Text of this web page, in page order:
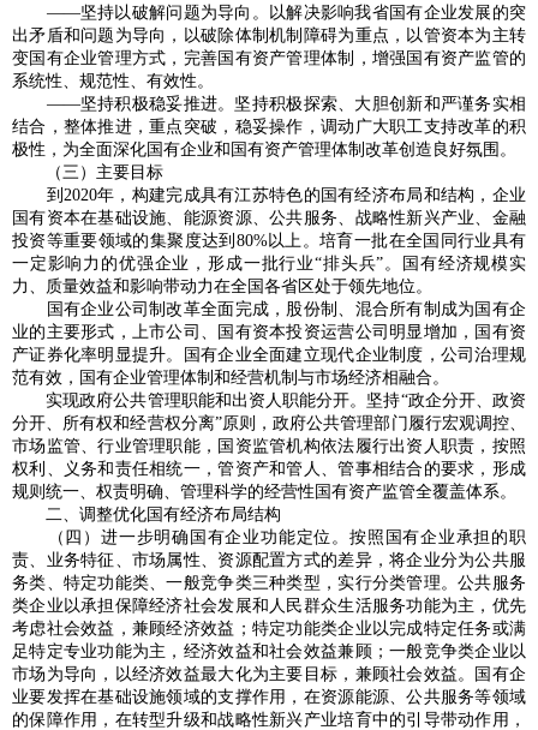
——坚持以破解问题为导向。以解决影响我省国有企业发展的突
出矛盾和问题为导向，以破除体制机制障碍为重点，以管资本为主转
变国有企业管理方式，完善国有资产管理体制，增强国有资产监管的
系统性、规范性、有效性。
——坚持积极稳妥推进。坚持积极探索、大胆创新和严谨务实相
结合，整体推进，重点突破，稳妥操作，调动广大职工支持改革的积
极性，为全面深化国有企业和国有资产管理体制改革创造良好氛围。
（三）主要目标
到2020年，构建完成具有江苏特色的国有经济布局和结构，企业
国有资本在基础设施、能源资源、公共服务、战略性新兴产业、金融
投资等重要领域的集聚度达到80%以上。培育一批在全国同行业具有
一定影响力的优强企业，形成一批行业“排头兵”。国有经济规模实
力、质量效益和影响带动力在全国各省区处于领先地位。
国有企业公司制改革全面完成，股份制、混合所有制成为国有企
业的主要形式，上市公司、国有资本投资运营公司明显增加，国有资
产证券化率明显提升。国有企业全面建立现代企业制度，公司治理规
范有效，国有企业管理体制和经营机制与市场经济相融合。
实现政府公共管理职能和出资人职能分开。坚持“政企分开、政资
分开、所有权和经营权分离”原则，政府公共管理部门履行宏观调控、
市场监管、行业管理职能，国资监管机构依法履行出资人职责，按照
权利、义务和责任相统一，管资产和管人、管事相结合的要求，形成
规则统一、权责明确、管理科学的经营性国有资产监管全覆盖体系。
二、调整优化国有经济布局结构
（四）进一步明确国有企业功能定位。按照国有企业承担的职
责、业务特征、市场属性、资源配置方式的差异，将企业分为公共服
务类、特定功能类、一般竞争类三种类型，实行分类管理。公共服务
类企业以承担保障经济社会发展和人民群众生活服务功能为主，优先
考虑社会效益，兼顾经济效益；特定功能类企业以完成特定任务或满
足特定专业功能为主，经济效益和社会效益兼顾；一般竞争类企业以
市场为导向，以经济效益最大化为主要目标，兼顾社会效益。国有企
业要发挥在基础设施领域的支撑作用，在资源能源、公共服务等领域
的保障作用，在转型升级和战略性新兴产业培育中的引导带动作用，